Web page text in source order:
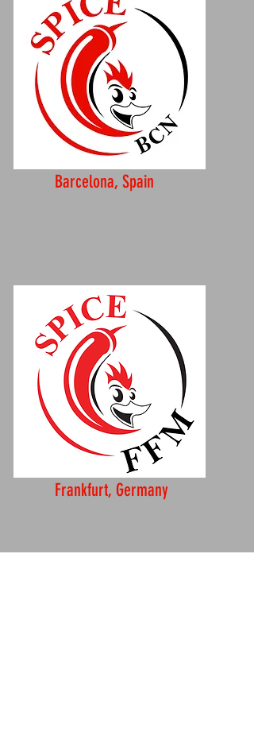
Barcelona, Spain
Frankfurt, Germany